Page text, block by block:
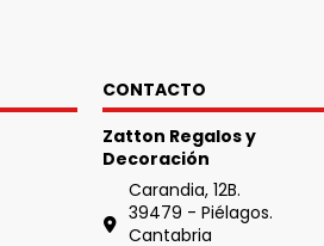
CONTACTO
Zatton Regalos y
Decoración
Carandia, 12B.
39479 - Piélagos.
Cantabria